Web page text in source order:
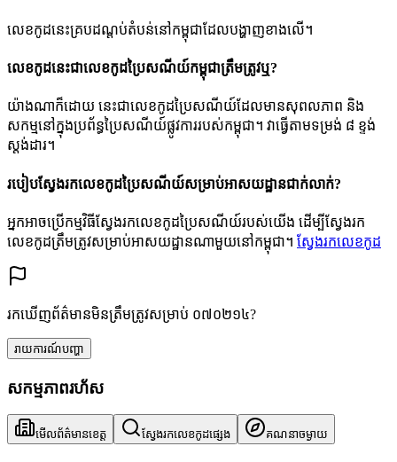
លេខកូដនេះគ្របដណ្តប់តំបន់នៅកម្ពុជាដែលបង្ហាញខាងលើ។
លេខកូដនេះជាលេខកូដប្រៃសណីយ៍កម្ពុជាត្រឹមត្រូវឬ?
យ៉ាងណាក៏ដោយ នេះជាលេខកូដប្រៃសណីយ៍ដែលមានសុពលភាព និង
សកម្មនៅក្នុងប្រព័ន្ធប្រៃសណីយ៍ផ្លូវការរបស់កម្ពុជា។ វាធ្វើតាមទម្រង់ ៨ ខ្ទង់
ស្តង់ដារ។
របៀបស្វែងរកលេខកូដប្រៃសណីយ៍សម្រាប់អាសយដ្ឋានជាក់លាក់?
អ្នកអាចប្រើកម្មវិធីស្វែងរកលេខកូដប្រៃសណីយ៍របស់យើង ដើម្បីស្វែងរក
លេខកូដត្រឹមត្រូវសម្រាប់អាសយដ្ឋានណាមួយនៅកម្ពុជា។ ស្វែងរកលេខកូដ
រកឃើញព័ត៌មានមិនត្រឹមត្រូវសម្រាប់ ០៧០២១៤?
រាយការណ៍បញ្ហា
សកម្មភាពរហ័ស
មើលព័ត៌មានខេត្ត ស្វែងរកលេខកូដផ្សេង គណនាចម្ងាយ